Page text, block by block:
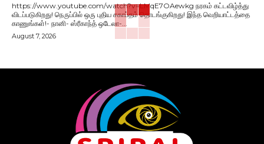
https://www.youtube.com/watch?v=LMqE7OAewkg நரகம் கட்டவிழ்த்து
விடப்படுகிறது! நெருப்பில் ஒரு புதிய சகாப்தம் தொடங்குகிறது! இந்த வெறியாட்டத்தை
காணுங்கள்!- நானி- ஸ்ரீகாந்த் ஒடேலா-...
August 7, 2026